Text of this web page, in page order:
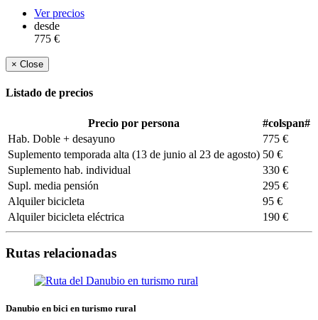
Copy
Link
Ver precios
desde
775 €
× Close
Listado de precios
Precio por persona
#colspan#
Hab. Doble + desayuno
775 €
Suplemento temporada alta (13 de junio al 23 de agosto) 50 €
Suplemento hab. individual
330 €
Supl. media pensión
295 €
Alquiler bicicleta
95 €
Alquiler bicicleta eléctrica
190 €
Rutas relacionadas
Danubio en bici en turismo rural